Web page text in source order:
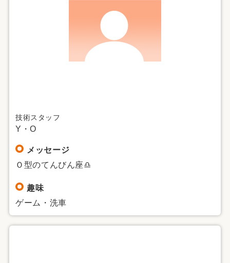
技術スタッフ
Y・O
メッセージ
Ｏ型のてんびん座♎
趣味
ゲーム・洗車